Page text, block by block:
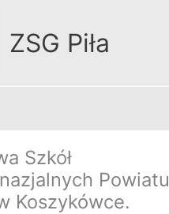
ZSG Piła
Szkół
Powiatu
Koszykówce.